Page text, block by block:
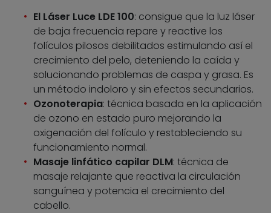
El Láser Luce LDE 100: consigue que la luz láser
de baja frecuencia repare y reactive los
folículos pilosos debilitados estimulando así el
crecimiento del pelo, deteniendo la caída y
solucionando problemas de caspa y grasa. Es
un método indoloro y sin efectos secundarios.
Ozonoterapia: técnica basada en la aplicación
de ozono en estado puro mejorando la
oxigenación del folículo y restableciendo su
funcionamiento normal.
Masaje linfático capilar DLM: técnica de
masaje relajante que reactiva la circulación
sanguínea y potencia el crecimiento del
cabello.